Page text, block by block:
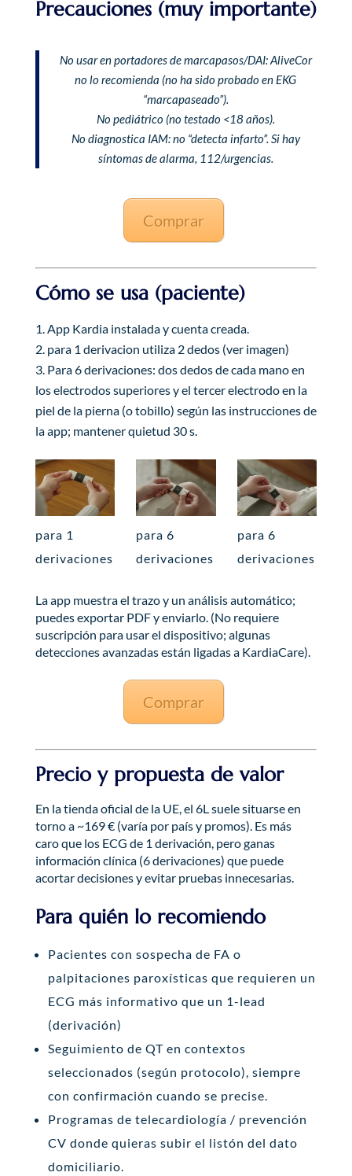
Precauciones (muy importante)
No usar en portadores de marcapasos/DAI: AliveCor
no lo recomienda (no ha sido probado en EKG
“marcapaseado”).
No pediátrico (no testado <18 años).
No diagnostica IAM: no “detecta infarto”. Si hay
síntomas de alarma, 112/urgencias.
Comprar
Cómo se usa (paciente)
App Kardia instalada y cuenta creada.
para 1 derivacion utiliza 2 dedos (ver imagen)
Para 6 derivaciones: dos dedos de cada mano en
los electrodos superiores y el tercer electrodo en la
piel de la pierna (o tobillo) según las instrucciones de
la app; mantener quietud 30 s.
para 1
derivaciones
para 6
derivaciones
para 6
derivaciones
La app muestra el trazo y un análisis automático;
puedes exportar PDF y enviarlo. (No requiere
suscripción para usar el dispositivo; algunas
detecciones avanzadas están ligadas a KardiaCare).
Comprar
Precio y propuesta de valor
En la tienda oficial de la UE, el 6L suele situarse en
torno a ~169 € (varía por país y promos). Es más
caro que los ECG de 1 derivación, pero ganas
información clínica (6 derivaciones) que puede
acortar decisiones y evitar pruebas innecesarias.
Para quién lo recomiendo
Pacientes con sospecha de FA o
palpitaciones paroxísticas que requieren un
ECG más informativo que un 1-lead
(derivación)
Seguimiento de QT en contextos
seleccionados (según protocolo), siempre
con confirmación cuando se precise.
Programas de telecardiología / prevención
CV donde quieras subir el listón del dato
domiciliario.